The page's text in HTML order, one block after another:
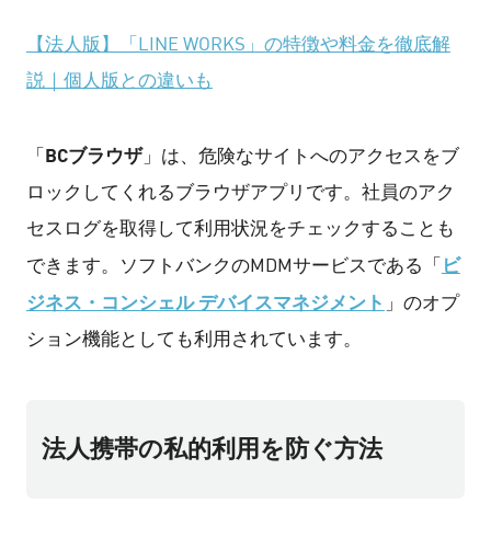
【法人版】「LINE WORKS」の特徴や料金を徹底解
説｜個人版との違いも
「 BCブラウザ」は、危険なサイトへのアクセスをブ
ロックしてくれるブラウザアプリです。社員のアク
セスログを取得して利用状況をチェックすることも
できます。ソフトバンクのMDMサービスである「 ビ
ジネス・コンシェル デバイスマネジメント 」のオプ
ション機能としても利用されています。
法人携帯の私的利用を防ぐ方法